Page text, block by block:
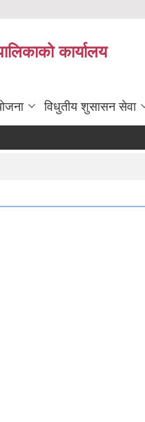
कार्यालय
विधुतीय शुसासन सेवा